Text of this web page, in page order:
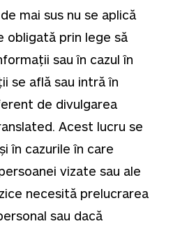
mai sus nu se aplică
obligată prin lege să
sau în cazul în
se află sau intră în
de divulgarea
Acest lucru se
în cazurile în care
vizate sau ale
necesită prelucrarea
sau dacă